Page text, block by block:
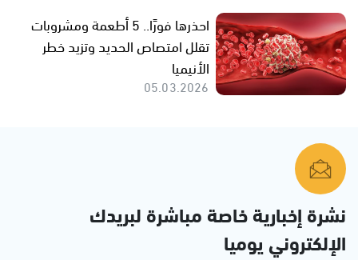
احذرها فورًا.. 5 أطعمة ومشروبات
تقلل امتصاص الحديد وتزيد خطر
الأنيميا
05.03.2026
نشرة إخبارية خاصة مباشرة لبريدك
الإلكتروني يوميا